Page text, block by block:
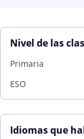
Nivel de las
Primaria
ESO
Idiomas que